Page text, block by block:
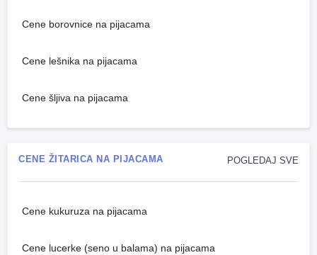
Cene borovnice na pijacama
Cene lešnika na pijacama
Cene šljiva na pijacama
POGLEDAJ SVE
CENE ŽITARICA NA PIJACAMA
Cene kukuruza na pijacama
Cene lucerke (seno u balama) na pijacama